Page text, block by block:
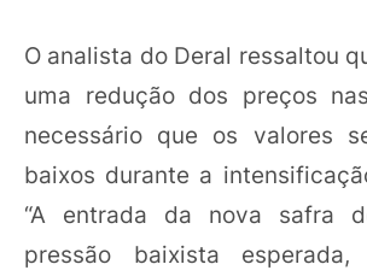
O analista do Deral ressaltou
uma redução dos preços
necessário que os valores
baixos durante a
“A entrada da nova safra
pressão baixista